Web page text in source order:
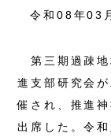
令和08年03
第三期過疎地
進支部研究会
催され、推進
出席した。令